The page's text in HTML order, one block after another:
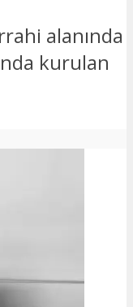
alanında
kurulan